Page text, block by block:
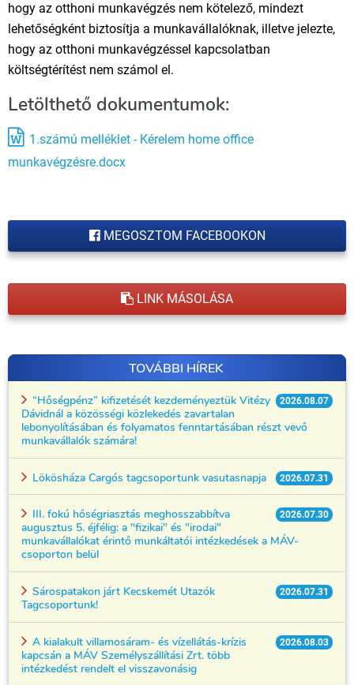
hogy az otthoni munkavégzés nem kötelező, mindezt
lehetőségként biztosítja a munkavállalóknak, illetve jelezte,
hogy az otthoni munkavégzéssel kapcsolatban
költségtérítést nem számol el.
Letölthető dokumentumok:
1.számú melléklet - Kérelem home office
munkavégzésre.docx
MEGOSZTOM FACEBOOKON
LINK MÁSOLÁSA
TOVÁBBI HÍREK
2026.08.07
“Hőségpénz” kifizetését kezdeményeztük Vitézy
Dávidnál a közösségi közlekedés zavartalan
lebonyolításában és folyamatos fenntartásában részt vevő
munkavállalók számára!
2026.07.31
Lökösháza Cargós tagcsoportunk vasutasnapja
2026.07.30
III. fokú hőségriasztás meghosszabbítva
augusztus 5. éjfélig: a "fizikai" és "irodai"
munkavállalókat érintő munkáltatói intézkedések a MÁV-
csoporton belül
2026.07.31
Sárospatakon járt Kecskemét Utazók
Tagcsoportunk!
2026.08.03
A kialakult villamosáram- és vízellátás-krízis
kapcsán a MÁV Személyszállítási Zrt. több
intézkedést rendelt el visszavonásig